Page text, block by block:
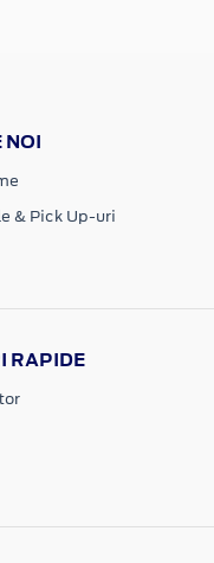
NOI
& Pick Up-uri
RAPIDE